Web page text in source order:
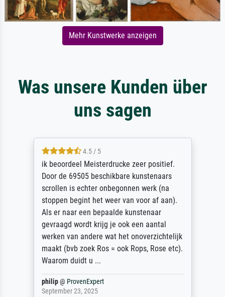
Mehr Kunstwerke anzeigen
Was unsere Kunden über
uns sagen
4.5 / 5
ik beoordeel Meisterdrucke zeer positief.
Door de 69505 beschikbare kunstenaars
scrollen is echter onbegonnen werk (na
stoppen begint het weer van voor af aan).
Als er naar een bepaalde kunstenaar
gevraagd wordt krijg je ook een aantal
werken van andere wat het onoverzichtelijk
maakt (bvb zoek Ros = ook Rops, Rose etc).
Waarom duidt u ...
philip@ ProvenExpert
September 23, 2025